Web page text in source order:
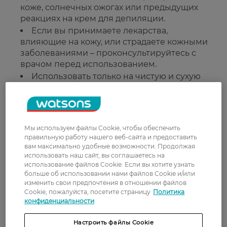
коже, солнечных ожогах или предыдущих
реакциях на крем для депиляции.
Если вы принимаете лекарства,
влияющие на кожу, или страдаете кожными
заболеваниями – проконсультируйтесь с
врачом перед использованием.
Использовать только на чистую и сухую
небольшом участке кожи перед первым
применением.
Страна-производитель:Германия
Рейтинг и отзывы
0 0 відгуків
Мы используем файлы Cookie, чтобы обеспечить
правильную работу нашего веб-сайта и предоставить
вам максимально удобные возможности. Продолжая
использовать наш сайт, вы соглашаетесь на
использование файлов Cookie. Если вы хотите узнать
больше об использовании нами файлов Cookie и/или
изменить свои предпочтения в отношении файлов
Cookie, пожалуйста, посетите страницу Политика
конфиденциальности
Настроить файлы Cookie